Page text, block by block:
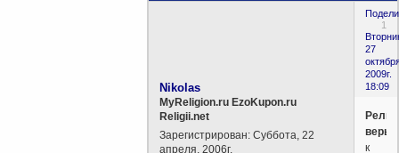
1
27
2009г.
18:09
Nikolas
MyReligion.ru EzoKupon.ru
Religii.net
Зарегистрирован: Суббота, 22
апреля, 2006г.
веры
к